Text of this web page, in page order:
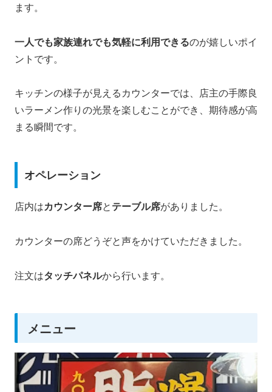
ます。
一人でも家族連れでも気軽に利用できるのが嬉しいポイ
ントです。
キッチンの様子が見えるカウンターでは、店主の手際良
いラーメン作りの光景を楽しむことができ、期待感が高
まる瞬間です。
オペレーション
店内はカウンター席とテーブル席がありました。
カウンターの席どうぞと声をかけていただきました。
注文はタッチパネルから行います。
メニュー